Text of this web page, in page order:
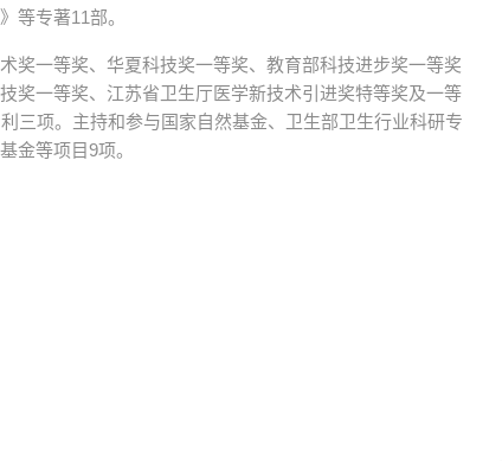
等专著11部。
奖一等奖、华夏科技奖一等奖、教育部科技进步奖一等奖
奖一等奖、江苏省卫生厅医学新技术引进奖特等奖及一等
三项。主持和参与国家自然基金、卫生部卫生行业科研专
金等项目9项。